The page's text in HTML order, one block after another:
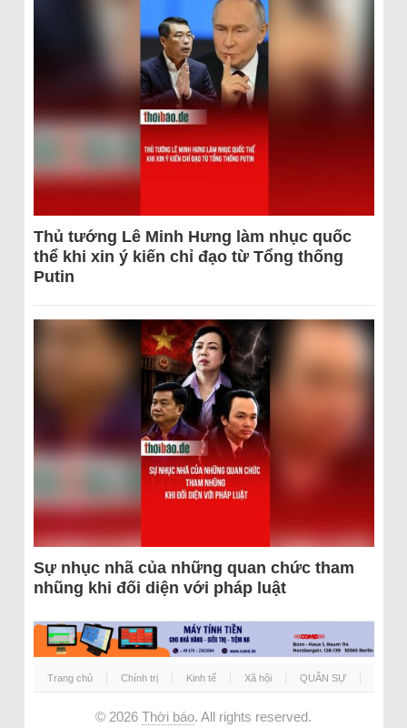
Thủ tướng Lê Minh Hưng làm nhục quốc
thể khi xin ý kiến chỉ đạo từ Tổng thống
Putin
Sự nhục nhã của những quan chức tham
nhũng khi đối diện với pháp luật
Trang chủ Chính trị Kinh tế Xã hội QUÂN SỰ
© 2026 Thời báo. All rights reserved.